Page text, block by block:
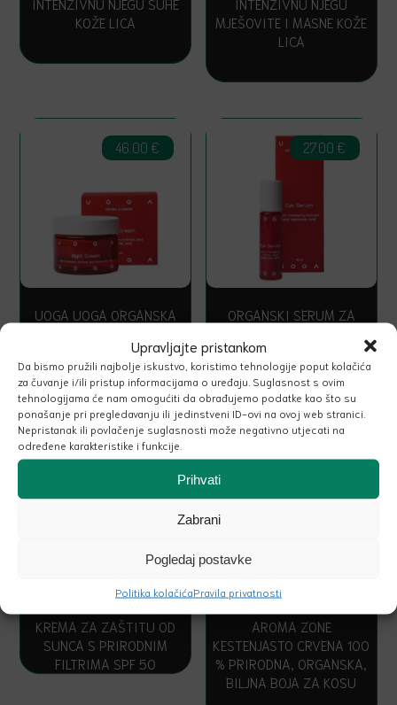
Upravljajte pristankom
Da bismo pružili najbolje iskustvo, koristimo tehnologije poput kolačića
za čuvanje i/ili pristup informacijama o uređaju. Suglasnost s ovim
tehnologijama će nam omogućiti da obrađujemo podatke kao što su
ponašanje pri pregledavanju ili jedinstveni ID-ovi na ovoj web stranici.
Nepristanak ili povlačenje suglasnosti može negativno utjecati na
određene karakteristike i funkcije.
Prihvati
Zabrani
Pogledaj postavke
Politika kolačićaPravila privatnosti
KOŽE LICA
MJEŠOVITE I MASNE KOŽE
LICA
UOGA UOGA ORGANSKA
INTENZIVNU NJEGU KOŽE
46.00 €
ORGANSKI SERUM ZA
OKO OČIJU
27.00 €
KREMA ZA ZAŠTITU OD
SUNCA S PRIRODNIM
FILTRIMA SPF 50
Najniža cijena u 30 dana:
Snižena cijena:
AROMA ZONE
KESTENJASTO CRVENA 100
% PRIRODNA, ORGANSKA,
BILJNA BOJA ZA KOSU
33.00€